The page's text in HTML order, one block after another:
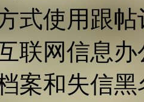
式使用跟
联网信息
案和失信